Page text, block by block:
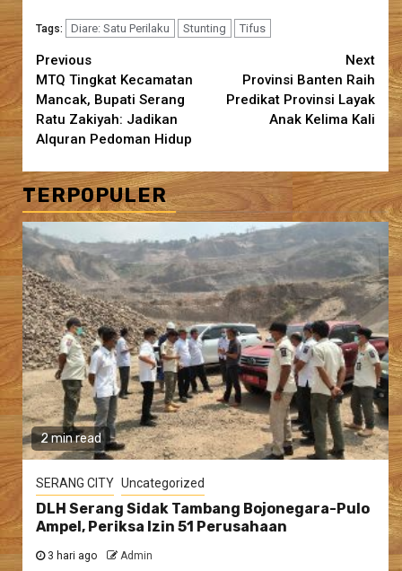
Tags: Diare: Satu Perilaku Stunting Tifus
Continue
Reading
Previous
MTQ Tingkat Kecamatan
Mancak, Bupati Serang
Ratu Zakiyah: Jadikan
Alquran Pedoman Hidup
Next
Provinsi Banten Raih
Predikat Provinsi Layak
Anak Kelima Kali
TERPOPULER
2 min read
SERANG CITY Uncategorized
DLH Serang Sidak Tambang Bojonegara-Pulo
Ampel, Periksa Izin 51 Perusahaan
3 hari ago Admin